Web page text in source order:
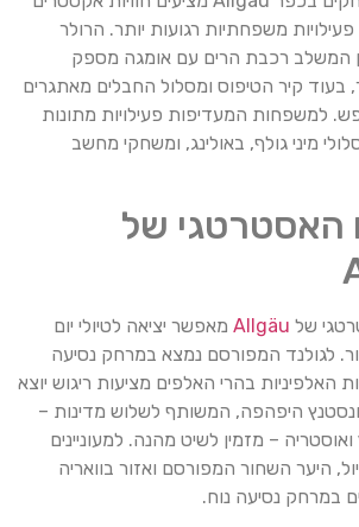
משפחתיות רגועות יותר. הרולר
המשלב רכבת הרים עם אומגה מספק
בעוד קיר הטיפוס ומסלול החבלים מאתגרים
למשפחות המעדיפות פעילויות מתונות
מיני גולף, באולינג, ומשחקי מחשב
האסטרטגי של
של Allgäu מאפשר יציאה לטיולי יום
לגולנד המפורסם נמצא במרחק נסיעה
האלפיניות בהרי האלפים מציעות ריגוש יוצא
היפהפה, המשותף לשלוש מדינות –
ואוסטריה – מזמין לשיט מהנה. למעוניינים
היער השחור המפורסם ואזור בוואריה
במרחק נסיעה נוח.